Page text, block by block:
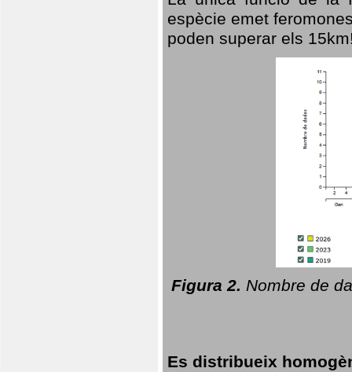
espècie emet
poden superar els
Figura 2. Nombre de
Es distribueix